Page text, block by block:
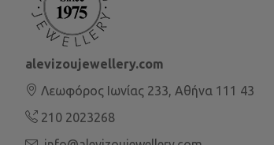
alevizoujewellery.com
Λεωφόρος Ιωνίας 233, Αθήνα 111 43
210 2023268